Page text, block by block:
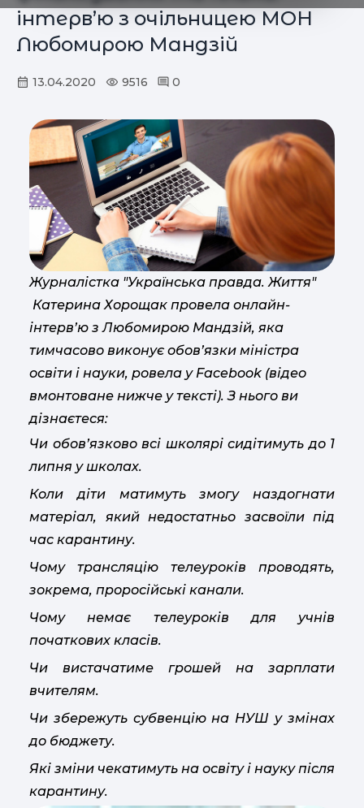
інтерв’ю з очільницею МОН
Любомирою Мандзій
13.04.2020 9516 0
Журналістка "Українська правда. Життя"
Катерина Хорощак провела онлайн-
інтерв’ю з Любомирою Мандзій, яка
тимчасово виконує обов’язки міністра
освіти і науки, ровела у Facebook (відео
вмонтоване нижче у тексті). З нього ви
дізнаєтеся:
Чи обов’язково всі школярі сидітимуть до 1
липня у школах.
Коли діти матимуть змогу наздогнати
матеріал, який недостатньо засвоїли під
час карантину.
Чому трансляцію телеуроків проводять,
зокрема, проросійські канали.
Чому немає телеуроків для учнів
початкових класів.
Чи вистачатиме грошей на зарплати
вчителям.
Чи збережуть субвенцію на НУШ у змінах
до бюджету.
Які зміни чекатимуть на освіту і науку після
карантину.